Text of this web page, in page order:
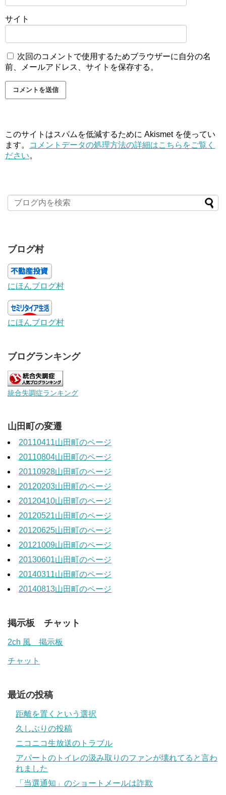
サイト
次回のコメントで使用するためブラウザーに自分の名
前、メールアドレス、サイトを保存する。
このサイトはスパムを低減するために Akismet を使ってい
ます。
コメントデータの処理方法の詳細はこちらをご覧く
ださい。
ブログ村
にほんブログ村
にほんブログ村
ブログランキング
統合失調症ランキング
山田町の変遷
20110411山田町のページ
20110804山田町のページ
20110928山田町のページ
20120203山田町のページ
20120410山田町のページ
20120521山田町のページ
20120625山田町のページ
20121009山田町のページ
20130601山田町のページ
20140311山田町のページ
20140813山田町のページ
掲示板 チャット
2ch 風 掲示板
チャット
最近の投稿
距離を置くという選択
久しぶりの投稿
ニコニコ生放送のトラブル
アパートのトイレの汲み取りのファンが壊れてると言わ
れました
「当選通知」のショートメールは詐欺